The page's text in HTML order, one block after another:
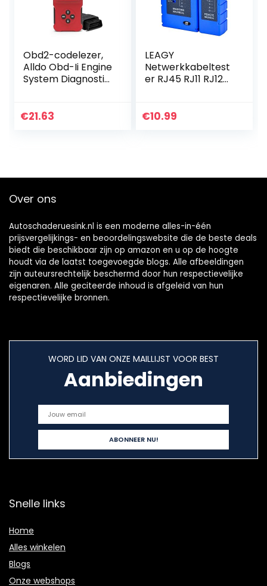
Obd2-codelezer,
Alldo Obd-Ii Engine
System Diagnostic
Diagnostic
€21.63
LEAGY
Netwerkkabeltest
er RJ45 RJ11 RJ12
Ethernet
€10.99
Over ons
Autoschaderuesink.nl is een moderne alles-in-één
prijsvergelijkings- en beoordelingswebsite die de beste deals
biedt die beschikbaar zijn op amazon en u op de hoogte
houdt via de laatst toegevoegde blogs. Alle afbeeldingen
zijn auteursrechtelijk beschermd door hun respectievelijke
eigenaren. Alle geciteerde inhoud is afgeleid van hun
respectievelijke bronnen.
WORD LID VAN ONZE MAILLIJST VOOR BEST
Aanbiedingen
Snelle links
Home
Alles winkelen
Blogs
Onze webshops